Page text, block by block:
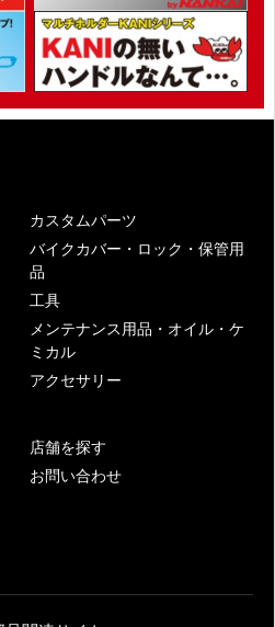
カスタムパーツ
バイクカバー・ロック・保管用
品
工具
メンテナンス用品・オイル・ケ
ミカル
アクセサリー
店舗を探す
お問い合わせ